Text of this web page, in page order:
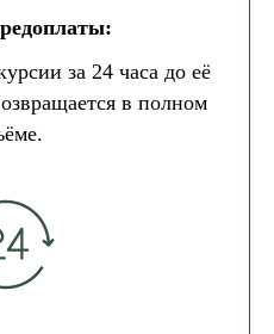
за 24 часа до её
в полном